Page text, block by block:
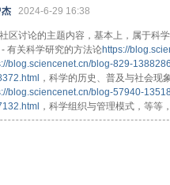
杰 2024-6-29 16:38
区讨论的主题内容，基本上，属于科学
- 有关科学研究的方法论https://
blog.sciencenet.cn/blog-829-
，科学的历史、普及与社会现
blog.sciencenet.cn/blog-57940-
，科学组织与管理模式，等等